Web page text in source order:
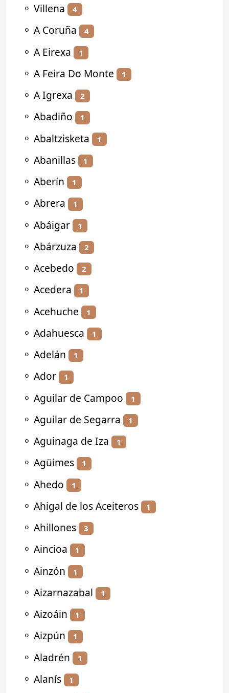
⚬ Villena 4
⚬ A Coruña 4
⚬ A Eirexa 1
⚬ A Feira Do Monte 1
⚬ A Igrexa 2
⚬ Abadiño 1
⚬ Abaltzisketa 1
⚬ Abanillas 1
⚬ Aberín 1
⚬ Abrera 1
⚬ Abáigar 1
⚬ Abárzuza 2
⚬ Acebedo 2
⚬ Acedera 1
⚬ Acehuche 1
⚬ Adahuesca 1
⚬ Adelán 1
⚬ Ador 1
⚬ Aguilar de Campoo 1
⚬ Aguilar de Segarra 1
⚬ Aguinaga de Iza 1
⚬ Agüimes 1
⚬ Ahedo 1
⚬ Ahigal de los Aceiteros 1
⚬ Ahillones 3
⚬ Aincioa 1
⚬ Ainzón 1
⚬ Aizarnazabal 1
⚬ Aizoáin 1
⚬ Aizpún 1
⚬ Aladrén 1
⚬ Alanís 1